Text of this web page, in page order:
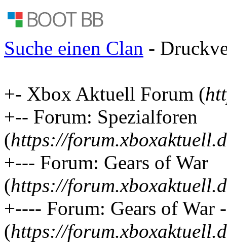
Suche einen Clan -
+- Xbox Aktuell Forum (
+-- Forum: Spezialforen
(https://
+--- Forum: Gears of War
(https://
+---- Forum: Gears of War
(https://